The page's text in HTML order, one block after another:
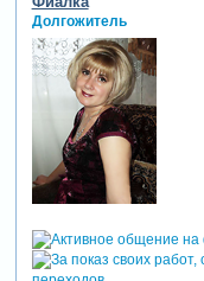
Долгожитель